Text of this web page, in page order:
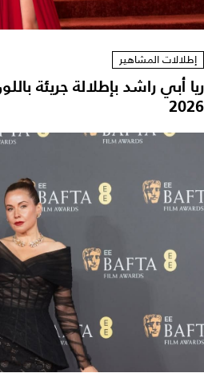
إطلالات المشاهير
ريا أبي راشد بإطلالة جريئة
2026